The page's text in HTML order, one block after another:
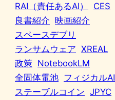
RAI（責任あるAI）
CES
良書紹介 映画紹介
スペースデブリ
ランサムウェア XREAL
政策 NotebookLM
全固体電池 フィジカルAI
ステーブルコイン JPYC